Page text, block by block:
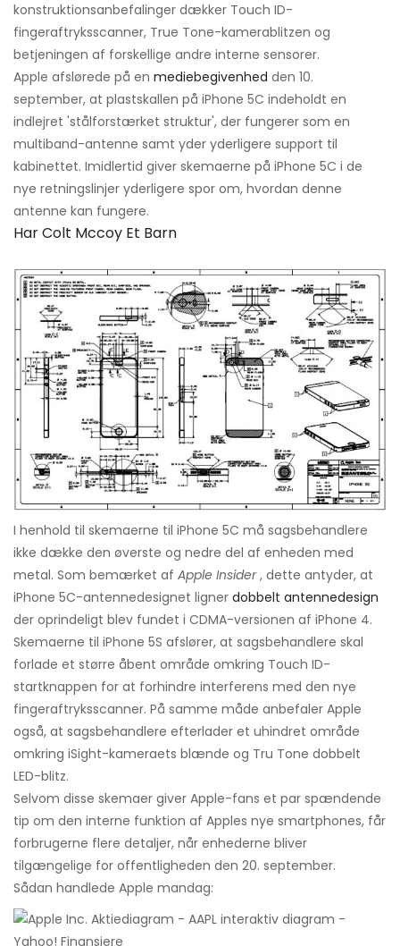
konstruktionsanbefalinger dækker Touch ID-
fingeraftryksscanner, True Tone-kamerablitzen og
betjeningen af ​​forskellige andre interne sensorer.
Apple afslørede på en mediebegivenhed den 10.
september, at plastskallen på iPhone 5C indeholdt en
indlejret 'stålforstærket struktur', der fungerer som en
multiband-antenne samt yder yderligere support til
kabinettet. Imidlertid giver skemaerne på iPhone 5C i de
nye retningslinjer yderligere spor om, hvordan denne
antenne kan fungere.
Har Colt Mccoy Et Barn
I henhold til skemaerne til iPhone 5C må sagsbehandlere
ikke dække den øverste og nedre del af enheden med
metal. Som bemærket af Apple Insider, dette antyder, at
iPhone 5C-antennedesignet ligner dobbelt antennedesign
der oprindeligt blev fundet i CDMA-versionen af ​​iPhone 4.
Skemaerne til iPhone 5S afslører, at sagsbehandlere skal
forlade et større åbent område omkring Touch ID-
startknappen for at forhindre interferens med den nye
fingeraftryksscanner. På samme måde anbefaler Apple
også, at sagsbehandlere efterlader et uhindret område
omkring iSight-kameraets blænde og Tru Tone dobbelt
LED-blitz.
Selvom disse skemaer giver Apple-fans et par spændende
tip om den interne funktion af Apples nye smartphones, får
forbrugerne flere detaljer, når enhederne bliver
tilgængelige for offentligheden den 20. september.
Sådan handlede Apple mandag: